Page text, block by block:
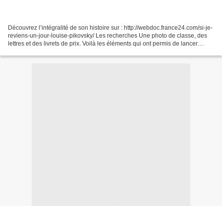
Découvrez l’intégralité de son histoire sur : http://webdoc.france24.com/si-je-
reviens-un-jour-louise-pikovsky/ Les recherches Une photo de classe, des
lettres et des livrets de prix. Voilà les éléments qui ont permis de lancer